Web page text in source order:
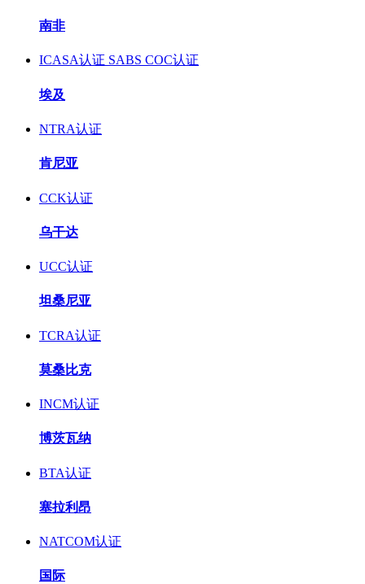
南非
ICASA认证 SABS COC认证
埃及
NTRA认证
肯尼亚
CCK认证
乌干达
UCC认证
坦桑尼亚
TCRA认证
莫桑比克
INCM认证
博茨瓦纳
BTA认证
塞拉利昂
NATCOM认证
国际